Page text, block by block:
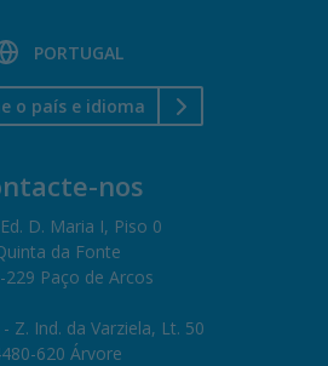
PORTUGAL
o país e idioma
nos
D. Maria I, Piso 0
da Fonte
229 Paço de Arcos
- Z. Ind. da Varziela, Lt. 50
620 Árvore